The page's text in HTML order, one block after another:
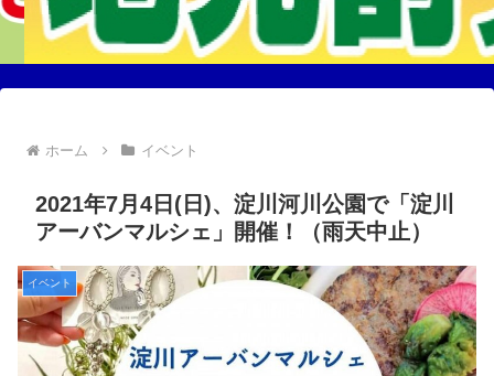
ホーム イベント
2021年7月4日(日)、淀川河川公園で「淀川
アーバンマルシェ」開催！（雨天中止）
イベント